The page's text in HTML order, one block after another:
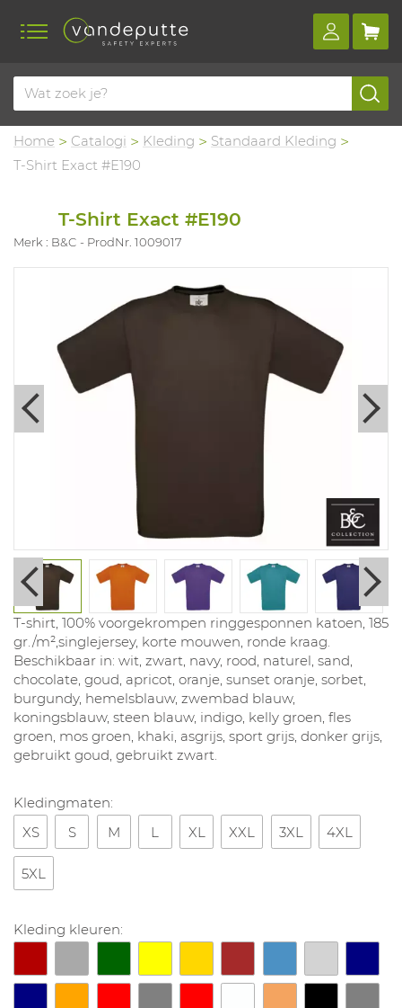
Home Catalogi Kleding
Standaard Kleding
T-Shirt Exact #E190
T-Shirt Exact #E190
Merk : B&C ProdNr. 1009017
T-shirt, 100% voorgekrompen ringgesponnen katoen, 185
gr./m²,singlejersey, korte mouwen, ronde kraag.
Beschikbaar in: wit, zwart, navy, rood, naturel, sand,
chocolate, goud, apricot, oranje, sunset oranje, sorbet,
burgundy, hemelsblauw, zwembad blauw,
koningsblauw, steen blauw, indigo, kelly groen, fles
groen, mos groen, khaki, asgrijs, sport grijs, donker grijs,
gebruikt goud, gebruikt zwart.
Kledingmaten:
XS
S M L XL XXL 3XL 4XL
5XL
Kleding kleuren: